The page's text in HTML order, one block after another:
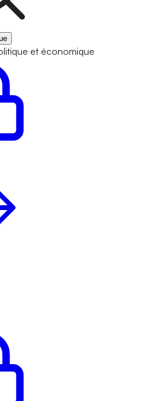
et économique